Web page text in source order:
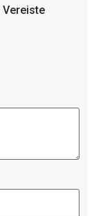
Vereiste